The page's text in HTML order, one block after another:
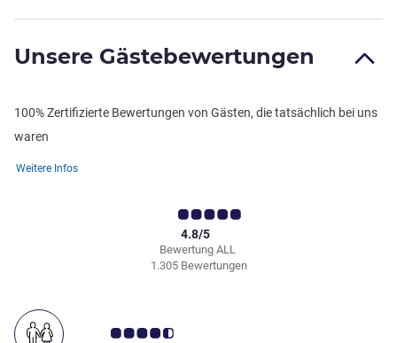
Unsere Gästebewertungen
100% Zertifizierte Bewertungen von Gästen, die tatsächlich bei uns
waren
Weitere Infos
Bewertung ALL
4.8/5
1.305 Bewertungen
Note Kundenmeinungen 4.5/5